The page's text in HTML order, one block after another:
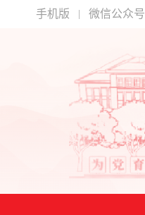
手机版 微信公众号